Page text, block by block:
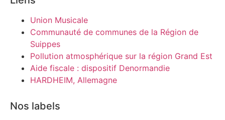
Union Musicale
Communauté de communes de la Région de
Suippes
Pollution atmosphérique sur la région Grand Est
Aide fiscale : dispositif Denormandie
HARDHEIM, Allemagne
Nos labels